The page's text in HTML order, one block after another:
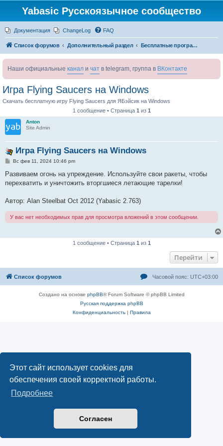
Этот сайт использует cookies для
обеспечения своей корректной работы.
Подробнее
Согласен
Yabasic Русскоязычное сообщество
Документация ChangeLog FAQ
Список форумов Дополнительный раздел Бесплатные программы для языка Yabasic
Наши официальные канал и чат в telegram, группа в ВКонтакте
Игра Flying Saucers на Windows
Скачать бесплатную игру Flying Saucers для ЯБэйсик на Windows
1 сообщение • Страница 1 из 1
Anton
Site Admin
Игра Flying Saucers на Windows
С
о
щ
и
Вс фев 11, 2024 10:46 pm
Развиваем огонь на упреждение. Используйте свои ракеты, чтобы
перехватить и уничтожить вторгшиеся летающие тарелки!
Автор: Alan Steelbat Oct 2012 (Yabasic 2.763)
У вас нет необходимых прав для просмотра вложений в этом сообщении.
1 сообщение • Страница 1 из 1
Перейти
Список форумов Часовой пояс: UTC+03:00
Создано на основе phpBB® Forum Software © phpBB Limited
Русская поддержка phpBB
Конфиденциальность| Правила